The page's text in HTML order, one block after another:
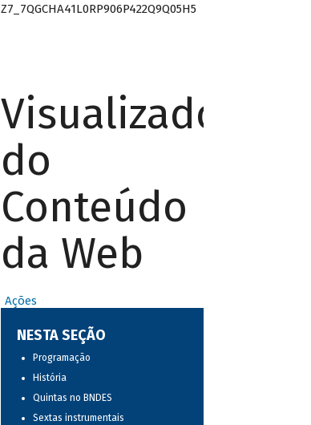
Z7_7QGCHA41L0RP906P422Q9Q05H5
Visualizador
do
Conteúdo
da Web
Ações
NESTA SEÇÃO
Programação
História
Quintas no BNDES
Sextas instrumentais